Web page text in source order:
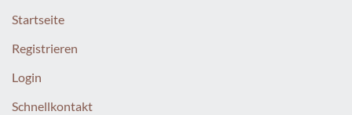
Startseite
Registrieren
Login
Schnellkontakt